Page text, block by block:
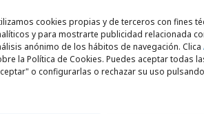
cookies propias y de terceros con fines
y para mostrarte publicidad relacionada
anónimo de los hábitos de navegación. Clica
la Política de Cookies. Puedes aceptar todas
o configurarlas o rechazar su uso